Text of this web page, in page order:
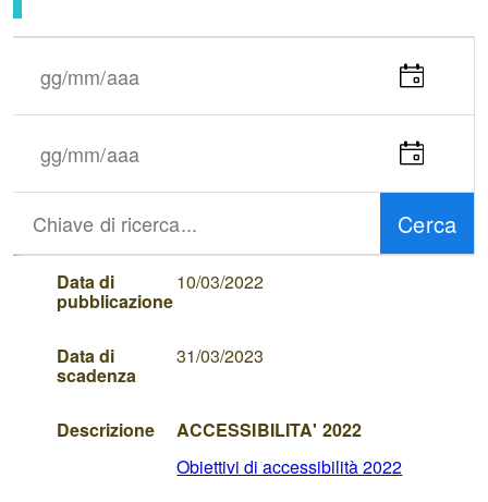
periodo
Seleziona
la
data
periodo
Seleziona
la
data
Chiave
di
ricerca...
Cerca
Elenco
downloads
Data di
pubblicazione
10/03/2022
Data di
scadenza
31/03/2023
Descrizione
ACCESSIBILITA' 2022
Obiettivi di accessibilità 2022